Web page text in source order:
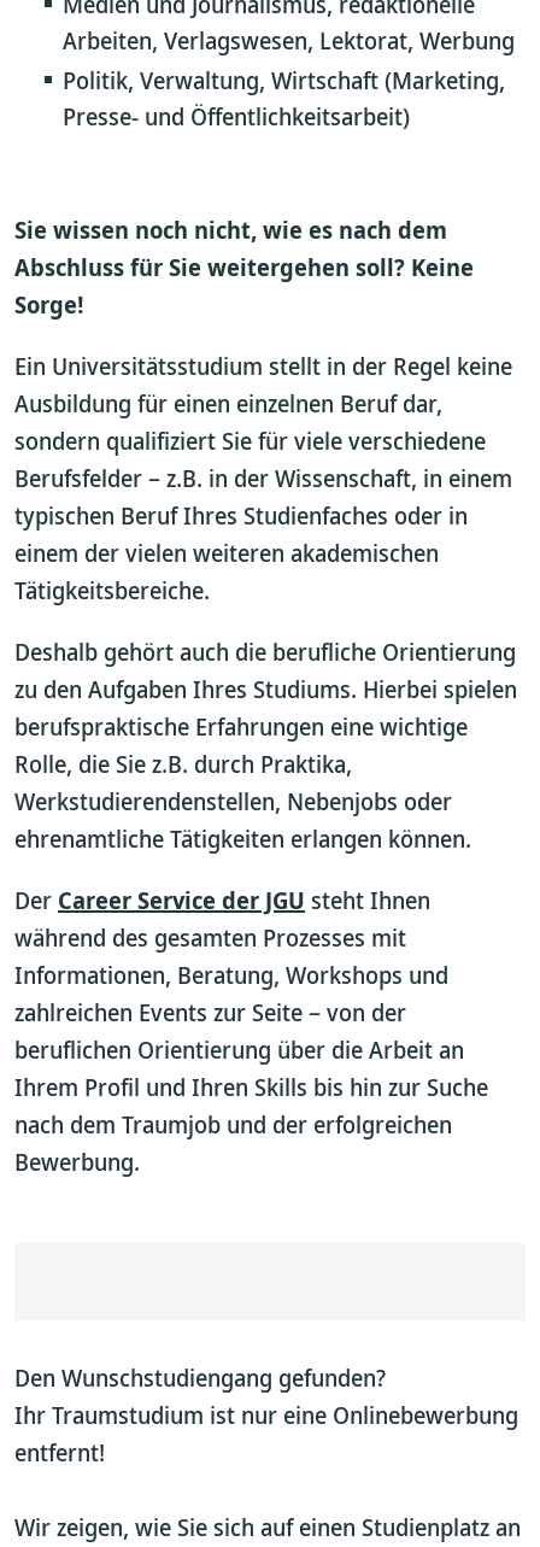
Arbeiten, Verlagswesen, Lektorat, Werbung
Politik, Verwaltung, Wirtschaft (Marketing,
Presse- und Öffentlichkeitsarbeit)
Sie wissen noch nicht, wie es nach dem
Abschluss für Sie weitergehen soll? Keine
Sorge!
Ein Universitätsstudium stellt in der Regel keine
Ausbildung für einen einzelnen Beruf dar,
sondern qualifiziert Sie für viele verschiedene
Berufsfelder – z.B. in der Wissenschaft, in einem
typischen Beruf Ihres Studienfaches oder in
einem der vielen weiteren akademischen
Tätigkeitsbereiche.
Deshalb gehört auch die berufliche Orientierung
zu den Aufgaben Ihres Studiums. Hierbei spielen
berufspraktische Erfahrungen eine wichtige
Rolle, die Sie z.B. durch Praktika,
Werkstudierendenstellen, Nebenjobs oder
ehrenamtliche Tätigkeiten erlangen können.
Der Career Service der JGU steht Ihnen
während des gesamten Prozesses mit
Informationen, Beratung, Workshops und
zahlreichen Events zur Seite – von der
beruflichen Orientierung über die Arbeit an
Ihrem Profil und Ihren Skills bis hin zur Suche
nach dem Traumjob und der erfolgreichen
Bewerbung.
Den Wunschstudiengang gefunden?
Ihr Traumstudium ist nur eine Onlinebewerbung
entfernt!
Wir zeigen, wie Sie sich auf einen Studienplatz an